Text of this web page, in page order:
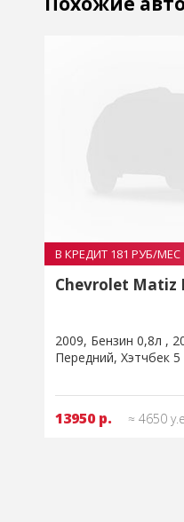
В КРЕДИТ 181 РУБ/МЕС
Chevrolet Matiz
2009 Бензин 0,8л
Передний Хэтчбек 5
13950 р. ≈ 4650 у.е.